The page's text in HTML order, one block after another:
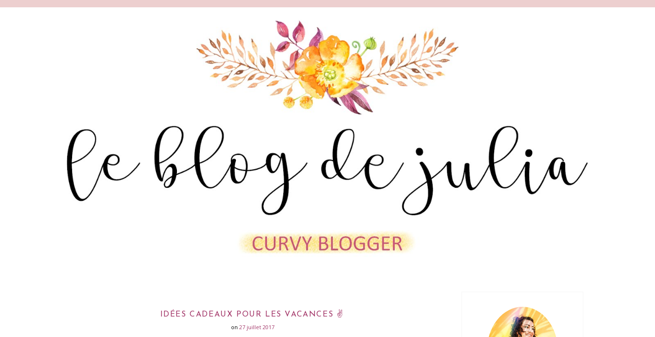
IDÉES CADEAUX POUR LES VACANCES ✌
on 27 juillet 2017